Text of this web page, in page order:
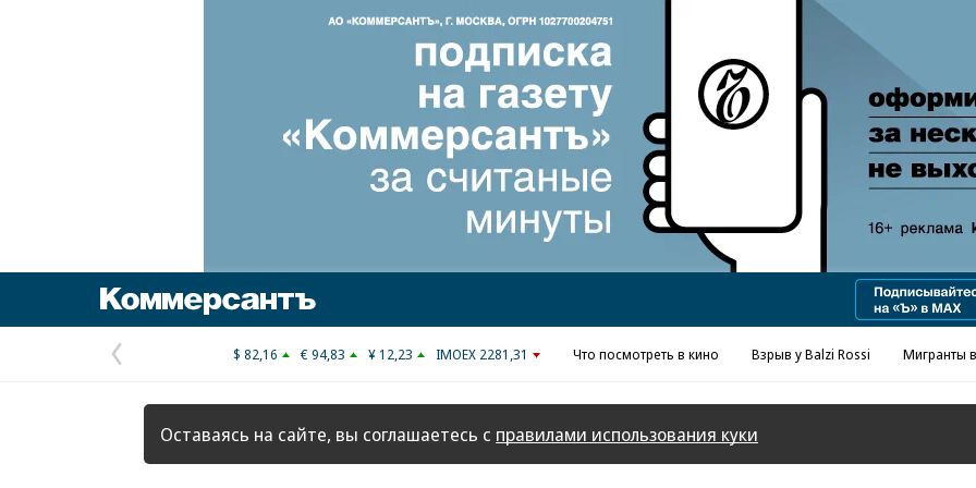
Реклама в «Ъ» www.kommersant.ru/ad
Предыдущая
страница
$ 82,16 € 94,83 ¥ 12,23 IMOEX 2281,31 Что посмотреть в кино Взрыв у Balzi Rossi Мигранты
Оставаясь на сайте, вы соглашаетесь с правилами использования куки